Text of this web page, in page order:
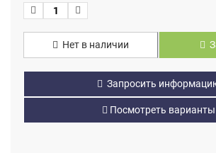
Нет в наличии
Запросить
Посмотреть варианты